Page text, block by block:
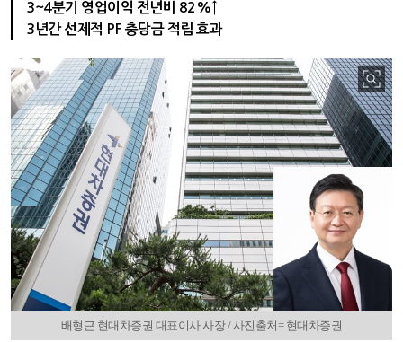
3~4분기 영업이익 전년비 82%↑
3년간 선제적 PF 충당금 적립 효과
배형근 현대차증권 대표이사 사장 / 사진출처= 현대차증권